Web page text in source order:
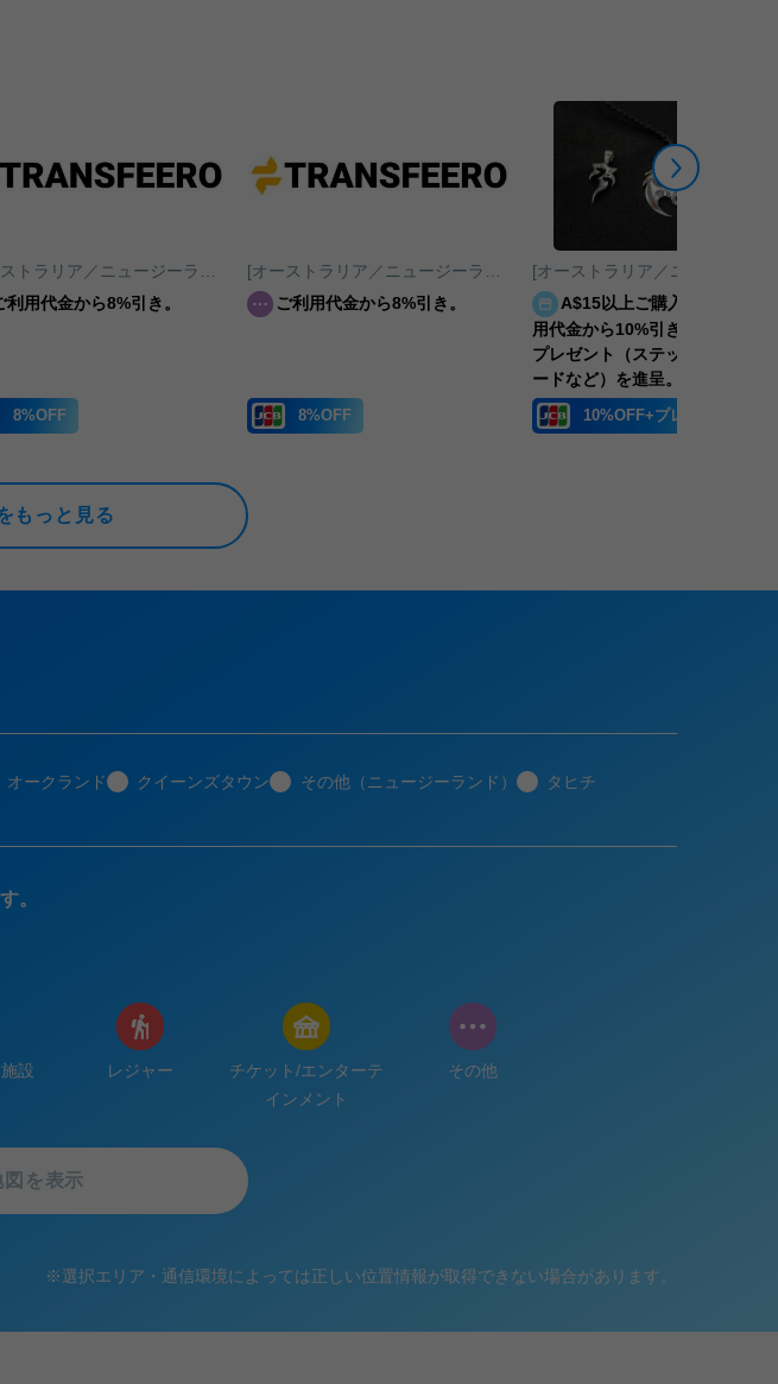
利用代金から8%引き。
8%OFF
ご利用代金から8%引き。
8%OFF
A$15以上ご購入の場合、ご
用代金から10%引き。さらに、
プレゼント（ステッカー、ポス
ードなど）を進呈。
10%OFF+プレゼント
もっと見る
オークランド クイーンズタウン その他（ニュージーランド）
タヒチ
。
設 レジャー
チケット/エンターテ
インメント
その他
図を表示
※選択エリア・通信環境によっては正しい位置情報が取得できない場合があります。